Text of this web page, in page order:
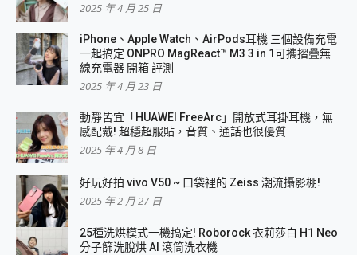
2025 年 4 月 25 日
iPhone、Apple Watch、AirPods耳機 三個設備充電
一起搞定 ONPRO MagReact™ M3 3 in 1可攜摺疊無
線充電器 開箱 評測
2025 年 4 月 23 日
動靜皆宜「HUAWEI FreeArc」開放式耳掛耳機，無
感配戴! 超穩超服貼，音質、通話也很優質
2025 年 4 月 8 日
好玩好拍 vivo V50 ~ 口袋裡的 Zeiss 潮流攝影棚!
2025 年 2 月 27 日
25種洗烘模式一機搞定! Roborock 衣莉莎白 H1 Neo
分子篩洗脫烘 AI 滾筒洗衣機